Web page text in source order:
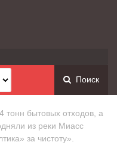
Поиск
тонн бытовых отходов, а
из реки Миасс
за чистоту».